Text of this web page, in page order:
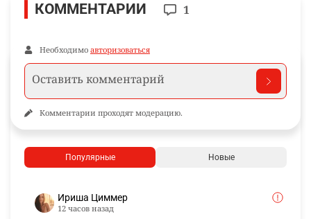
КОММЕНТАРИИ 1
Необходимо авторизоваться
Комментарии проходят модерацию.
Популярные Новые
Ириша Циммер
12 часов назад